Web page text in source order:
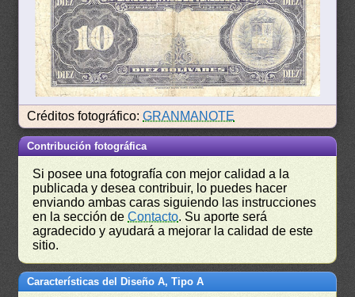
Créditos fotográfico:GRANMANOTE
Contribución fotográfica
Si posee una fotografía con mejor calidad a la
publicada y desea contribuir, lo puedes hacer
enviando ambas caras siguiendo las instrucciones
en la sección deContacto. Su aporte será
agradecido y ayudará a mejorar la calidad de este
sitio.
Características del Diseño A, Tipo A